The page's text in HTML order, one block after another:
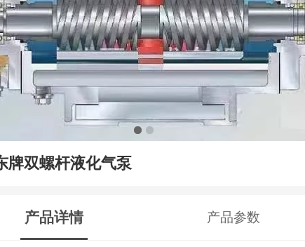
牌双螺杆液化气泵
产品详情 产品参数